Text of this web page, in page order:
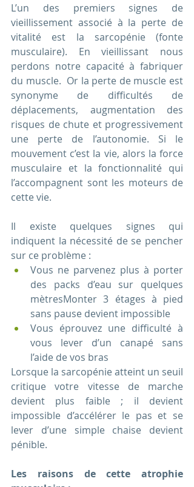
L’un des premiers signes de
vieillissement associé à la perte de
vitalité est la sarcopénie (fonte
musculaire). En vieillissant nous
perdons notre capacité à fabriquer
du muscle.  Or la perte de muscle est
synonyme de difficultés de
déplacements, augmentation des
risques de chute et progressivement
une perte de l’autonomie. Si le
mouvement c’est la vie, alors la force
musculaire et la fonctionnalité qui
l’accompagnent sont les moteurs de
cette vie.
Il existe quelques signes qui
indiquent la nécessité de se pencher
sur ce problème :
Vous ne parvenez plus à porter
des packs d’eau sur quelques
mètresMonter 3 étages à pied
sans pause devient impossible
Vous éprouvez une difficulté à
vous lever d’un canapé sans
l’aide de vos bras
Lorsque la sarcopénie atteint un seuil
critique votre vitesse de marche
devient plus faible ; il devient
impossible d’accélérer le pas et se
lever d’une simple chaise devient
pénible.
Les raisons de cette atrophie